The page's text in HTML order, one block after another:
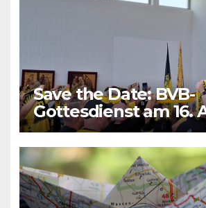
Save the Date: BVB-
Gottesdienst am 16.
2026